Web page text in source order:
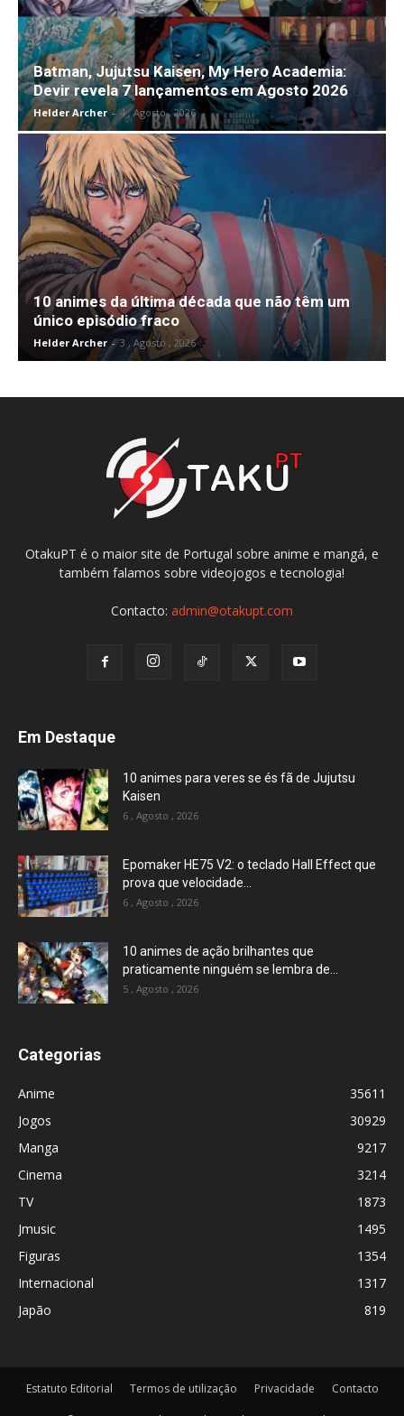
Batman, Jujutsu Kaisen, My Hero Academia:
Devir revela 7 lançamentos em Agosto 2026
Helder Archer - 4 , Agosto , 2026
10 animes da última década que não têm um
único episódio fraco
Helder Archer - 3 , Agosto , 2026
OtakuPT é o maior site de Portugal sobre anime e mangá, e
também falamos sobre videojogos e tecnologia!
Contacto: admin@otakupt.com
Em Destaque
10 animes para veres se és fã de Jujutsu
Kaisen
6 , Agosto , 2026
Epomaker HE75 V2: o teclado Hall Effect que
prova que velocidade...
6 , Agosto , 2026
10 animes de ação brilhantes que
praticamente ninguém se lembra de...
5 , Agosto , 2026
Categorias
Anime
35611
Jogos
30929
Manga
9217
Cinema
3214
TV
1873
Jmusic
1495
Figuras
1354
Internacional
1317
Japão
819
Estatuto Editorial Termos de utilização Privacidade Contacto